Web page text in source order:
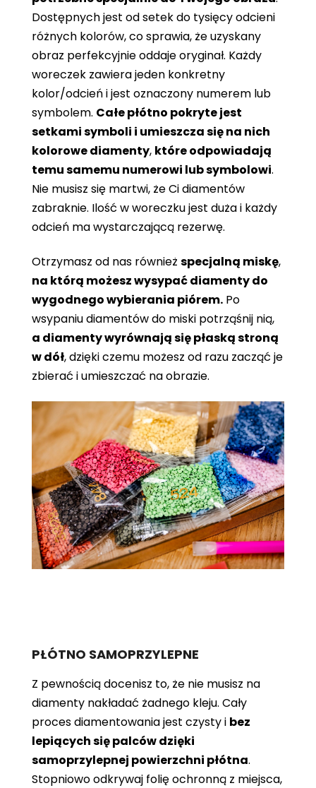
Dostępnych jest od setek do tysięcy odcieni
różnych kolorów, co sprawia, że ​​uzyskany
obraz perfekcyjnie oddaje oryginał. Każdy
woreczek zawiera jeden konkretny
kolor/odcień i jest oznaczony numerem lub
symbolem. Całe płótno pokryte jest
setkami symboli i umieszcza się na nich
kolorowe diamenty, które odpowiadają
temu samemu numerowi lub symbolowi.
Nie musisz się martwi, że Ci diamentów
zabraknie. Ilość w woreczku jest duża i każdy
odcień ma wystarczającą rezerwę.
Otrzymasz od nas również specjalną miskę,
na którą możesz wysypać diamenty do
wygodnego wybierania piórem. Po
wsypaniu diamentów do miski potrząśnij nią,
a diamenty wyrównają się płaską stroną
w dół, dzięki czemu możesz od razu zacząć je
zbierać i umieszczać na obrazie.
PŁÓTNO SAMOPRZYLEPNE
Z pewnością docenisz to, że nie musisz na
diamenty nakładać żadnego kleju. Cały
proces diamentowania jest czysty i bez
lepiących się palców dzięki
samoprzylepnej powierzchni płótna.
Stopniowo odkrywaj folię ochronną z miejsca,